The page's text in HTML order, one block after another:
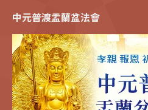
中元普渡盂蘭盆法會